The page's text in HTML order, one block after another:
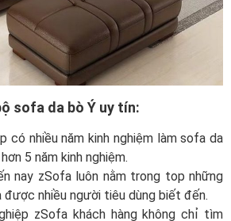
sofa da bò Ý uy tín:
có nhiều năm kinh nghiệm làm sofa da
5 năm kinh nghiệm.
nay zSofa luôn nằm trong top những
được nhiều người tiêu dùng biết đến.
zSofa khách hàng không chỉ tìm